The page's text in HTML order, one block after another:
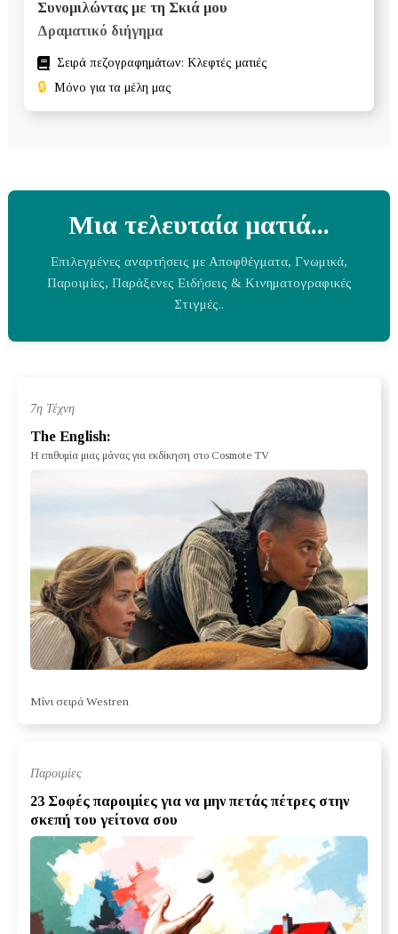
Συνομιλώντας με τη Σκιά μου
Δραματικό διήγημα
Σειρά πεζογραφημάτων: Κλεφτές ματιές
🔒 Μόνο για τα μέλη μας
Μια τελευταία ματιά...
Επιλεγμένες αναρτήσεις με Αποφθέγματα, Γνωμικά,
Παροιμίες, Παράξενες Ειδήσεις & Κινηματογραφικές
Στιγμές..
7η Τέχνη
The English:
Η επιθυμία μιας μάνας για εκδίκηση στο Cosmote TV
Μίνι σειρά Westren
Παροιμίες
23 Σοφές παροιμίες για να μην πετάς πέτρες στην
σκεπή του γείτονα σου